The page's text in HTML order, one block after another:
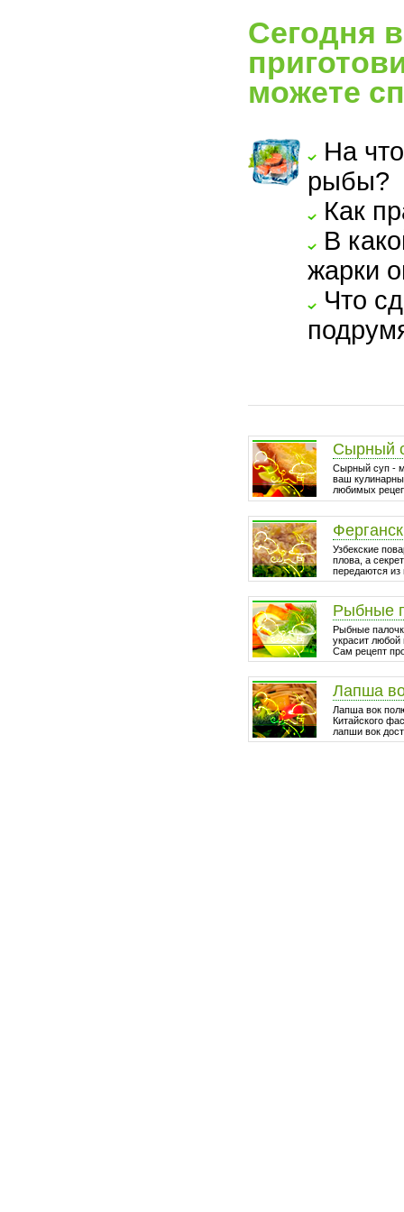
Сегодня
можете
На
рыбы?
Как
В
жарки
Что
Сырный
Сырный суп -
ваш
любимых
Узбекские
плова, а
передаются из
Рыбные
Рыбные
украсит любой
Сам рецепт
Лапша
Лапша вок
Китайского
лапши вок